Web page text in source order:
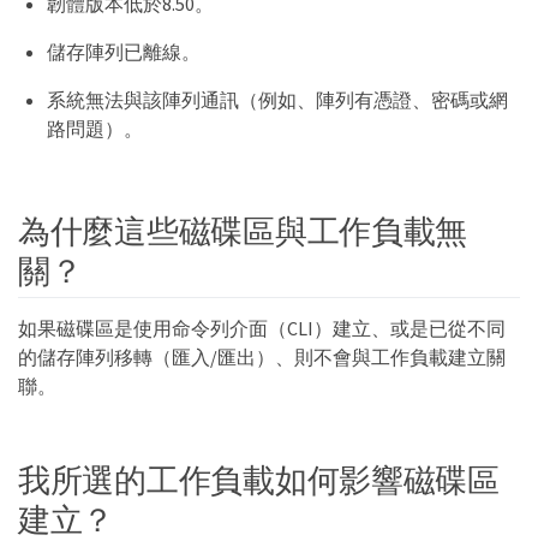
儲存陣列已離線。
系統無法與該陣列通訊（例如、陣列有憑證、密碼或網
路問題）。
為什麼這些磁碟區與工作負載無
關？
如果磁碟區是使用命令列介面（CLI）建立、或是已從不同
的儲存陣列移轉（匯入/匯出）、則不會與工作負載建立關
聯。
我所選的工作負載如何影響磁碟區
建立？